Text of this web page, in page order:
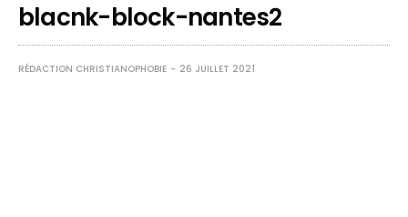
blacnk-block-nantes2
RÉDACTION CHRISTIANOPHOBIE 26 JUILLET 2021